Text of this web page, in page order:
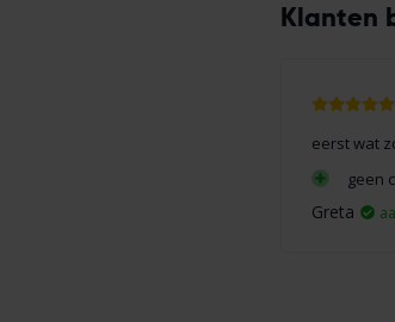
Klanten
eerst wat
geen
Greta